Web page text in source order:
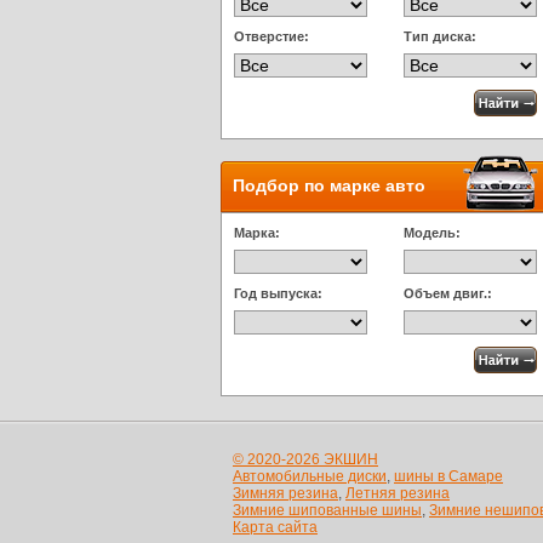
Отверстие: Тип диска:
Подбор по марке авто
Марка: Модель:
Год выпуска: Объем двиг.:
© 2020-2026 ЭКШИН
Автомобильные диски, шины в Самаре
Зимняя резина, Летняя резина
Зимние шипованные шины, Зимние
Карта сайта